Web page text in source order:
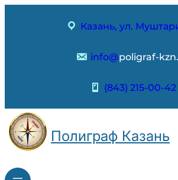
Казань, ул.
info@poligraf-
(843) 215-00-42
Полиграф Казань